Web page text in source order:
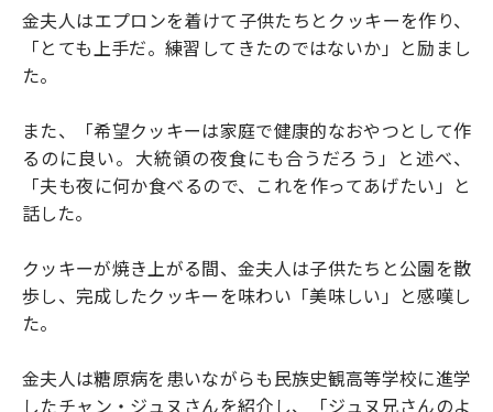
金夫人はエプロンを着けて子供たちとクッキーを作り、
「とても上手だ。練習してきたのではないか」と励まし
た。
また、「希望クッキーは家庭で健康的なおやつとして作
るのに良い。大統領の夜食にも合うだろう」と述べ、
「夫も夜に何か食べるので、これを作ってあげたい」と
話した。
クッキーが焼き上がる間、金夫人は子供たちと公園を散
歩し、完成したクッキーを味わい「美味しい」と感嘆し
た。
金夫人は糖原病を患いながらも民族史観高等学校に進学
したチャン・ジュヌさんを紹介し、「ジュヌ兄さんのよ